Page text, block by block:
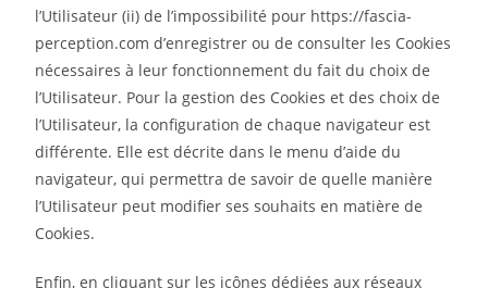
l’Utilisateur (ii) de l’impossibilité pour https://fascia-
perception.com d’enregistrer ou de consulter les Cookies
nécessaires à leur fonctionnement du fait du choix de
l’Utilisateur. Pour la gestion des Cookies et des choix de
l’Utilisateur, la configuration de chaque navigateur est
différente. Elle est décrite dans le menu d’aide du
navigateur, qui permettra de savoir de quelle manière
l’Utilisateur peut modifier ses souhaits en matière de
Cookies.
Enfin, en cliquant sur les icônes dédiées aux réseaux